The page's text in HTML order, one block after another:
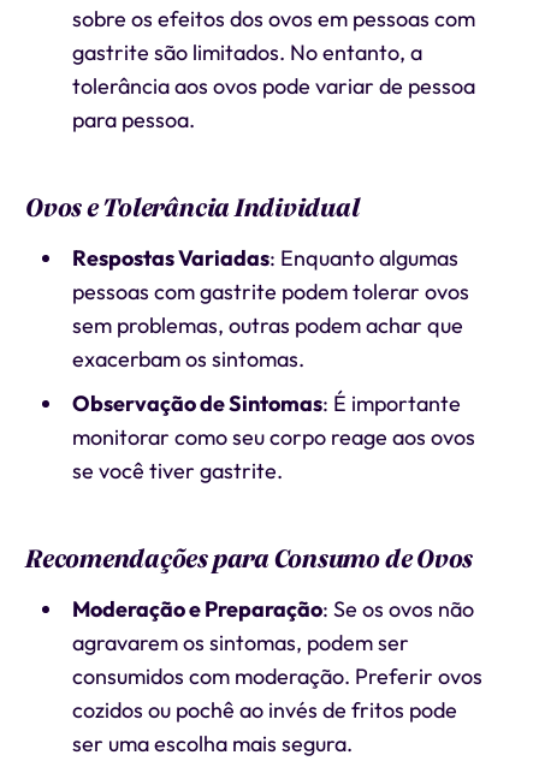
sobre os efeitos dos ovos em pessoas com
gastrite são limitados. No entanto, a
tolerância aos ovos pode variar de pessoa
para pessoa.
Ovos e Tolerância Individual
Respostas Variadas: Enquanto algumas
pessoas com gastrite podem tolerar ovos
sem problemas, outras podem achar que
exacerbam os sintomas.
Observação de Sintomas: É importante
monitorar como seu corpo reage aos ovos
se você tiver gastrite.
Recomendações para Consumo de Ovos
Moderação e Preparação: Se os ovos não
agravarem os sintomas, podem ser
consumidos com moderação. Preferir ovos
cozidos ou pochê ao invés de fritos pode
ser uma escolha mais segura.